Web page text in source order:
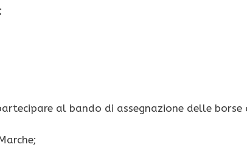
al bando di assegnazione delle borse